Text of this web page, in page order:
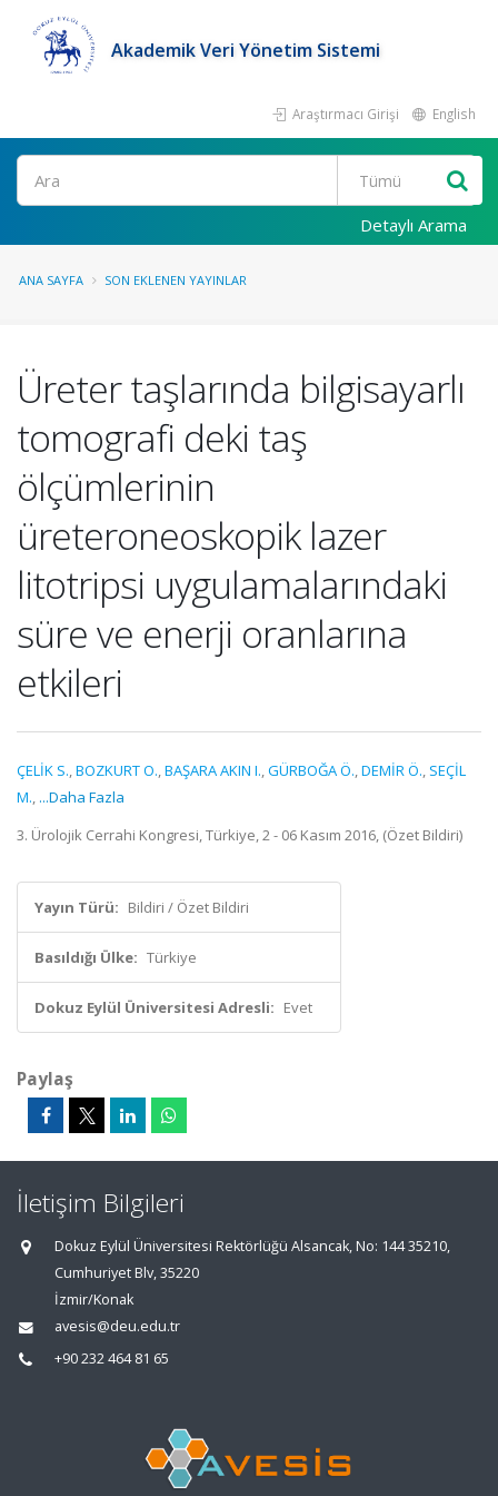
Akademik Veri Yönetim Sistemi
Araştırmacı Girişi English
Ara
Detaylı Arama
ANA SAYFA SON EKLENEN YAYINLAR
Üreter taşlarında bilgisayarlı
tomografi deki taş
ölçümlerinin
üreteroneoskopik lazer
litotripsi uygulamalarındaki
süre ve enerji oranlarına
etkileri
ÇELİK S.,BOZKURT O.,BAŞARA AKIN I.,GÜRBOĞA Ö.,DEMİR Ö., SEÇİL
M., ...Daha Fazla
3. Ürolojik Cerrahi Kongresi, Türkiye, 2 - 06 Kasım 2016, (Özet Bildiri)
Yayın Türü: Bildiri / Özet Bildiri
Basıldığı Ülke: Türkiye
Dokuz Eylül Üniversitesi Adresli: Evet
Paylaş
İletişim Bilgileri
Dokuz Eylül Üniversitesi Rektörlüğü Alsancak, No: 144 35210,
Cumhuriyet Blv, 35220
İzmir/Konak
avesis@deu.edu.tr
+90 232 464 81 65